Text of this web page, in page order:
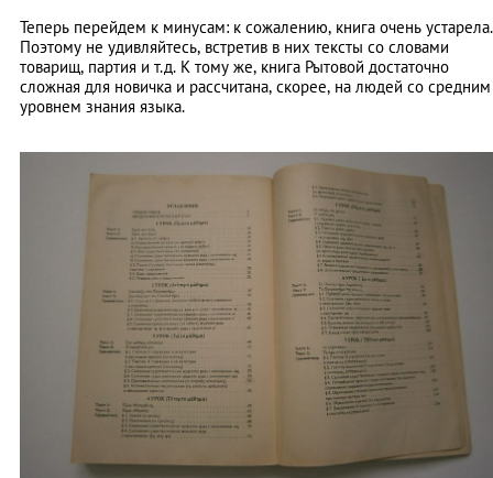
Теперь перейдем к минусам: к сожалению, книга очень устарела.
Поэтому не удивляйтесь, встретив в них тексты со словами
товарищ, партия и т.д. К тому же, книга Рытовой достаточно
сложная для новичка и рассчитана, скорее, на людей со средним
уровнем знания языка.